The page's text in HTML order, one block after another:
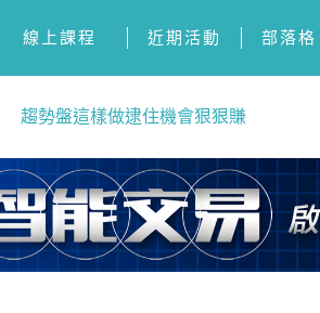
線上課程 近期活動 部落格
趨勢盤這樣做逮住機會狠狠賺